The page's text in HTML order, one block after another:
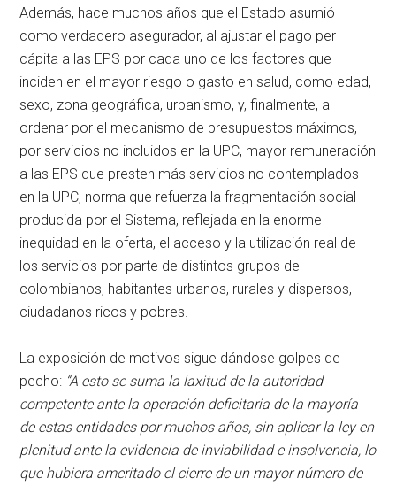
Además, hace muchos años que el Estado asumió
como verdadero asegurador, al ajustar el pago per
cápita a las EPS por cada uno de los factores que
inciden en el mayor riesgo o gasto en salud, como edad,
sexo, zona geográfica, urbanismo, y, finalmente, al
ordenar por el mecanismo de presupuestos máximos,
por servicios no incluidos en la UPC, mayor remuneración
a las EPS que presten más servicios no contemplados
en la UPC, norma que refuerza la fragmentación social
producida por el Sistema, reflejada en la enorme
inequidad en la oferta, el acceso y la utilización real de
los servicios por parte de distintos grupos de
colombianos, habitantes urbanos, rurales y dispersos,
ciudadanos ricos y pobres.
La exposición de motivos sigue dándose golpes de
pecho: “A esto se suma la laxitud de la autoridad
competente ante la operación deficitaria de la mayoría
de estas entidades por muchos años, sin aplicar la ley en
plenitud ante la evidencia de inviabilidad e insolvencia, lo
que hubiera ameritado el cierre de un mayor número de